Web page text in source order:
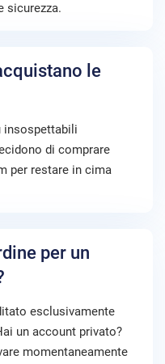
sicurezza.
le
insospettabili
di comprare
per restare in cima
per un
esclusivamente
un account privato?
momentaneamente